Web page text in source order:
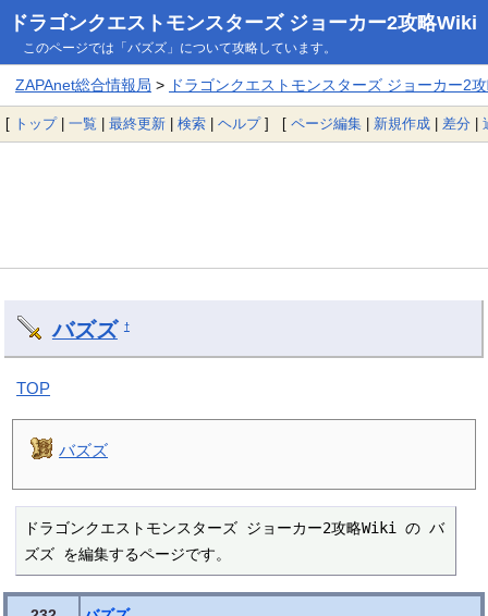
ドラゴンクエストモンスターズ ジョーカー2攻略Wiki
このページでは「バズズ」について攻略しています。
ZAPAnet総合情報局 > ドラゴンクエストモンスターズ ジョーカー2
[ トップ| 一覧 | 最終更新 | 検索 | ヘルプ] [ ページ編集 | 新規作成 | 差分 |
バズズ †
TOP
バズズ
ドラゴンクエストモンスターズ ジョーカー2攻略Wiki の バ
ズズ を編集するページです。